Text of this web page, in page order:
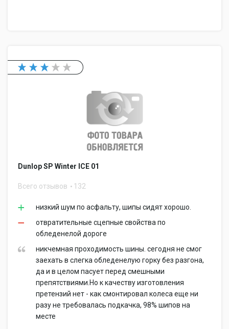
Dunlop SP Winter ICE 01
Всего отзывов 132
низкий шум по асфальту, шипы сидят хорошо.
отвратительные сцепные свойства по
обледенелой дороге
никчемная проходимость шины. сегодня не смог
заехать в слегка обледенелую горку без разгона,
да и в целом пасует перед смешными
препятствиями.Но к качеству изготовления
претензий нет - как смонтировал колеса еще ни
разу не требовалась подкачка, 98% шипов на
месте